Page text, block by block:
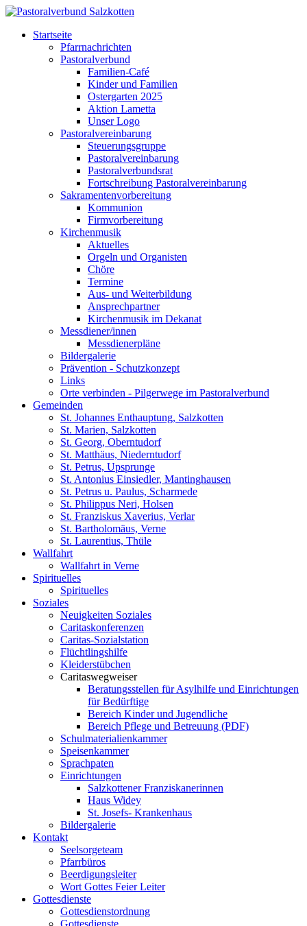
Startseite
Pfarrnachrichten
Pastoralverbund
Familien-Café
Kinder und Familien
Ostergarten 2025
Aktion Lametta
Unser Logo
Pastoralvereinbarung
Steuerungsgruppe
Pastoralvereinbarung
Pastoralverbundsrat
Fortschreibung Pastoralvereinbarung
Sakramentenvorbereitung
Kommunion
Firmvorbereitung
Kirchenmusik
Aktuelles
Orgeln und Organisten
Chöre
Termine
Aus- und Weiterbildung
Ansprechpartner
Kirchenmusik im Dekanat
Messdiener/innen
Messdienerpläne
Bildergalerie
Prävention - Schutzkonzept
Links
Orte verbinden - Pilgerwege im Pastoralverbund
Gemeinden
St. Johannes Enthauptung, Salzkotten
St. Marien, Salzkotten
St. Georg, Oberntudorf
St. Matthäus, Niederntudorf
St. Petrus, Upsprunge
St. Antonius Einsiedler, Mantinghausen
St. Petrus u. Paulus, Scharmede
St. Philippus Neri, Holsen
St. Franziskus Xaverius, Verlar
St. Bartholomäus, Verne
St. Laurentius, Thüle
Wallfahrt
Wallfahrt in Verne
Spirituelles
Spirituelles
Soziales
Neuigkeiten Soziales
Caritaskonferenzen
Caritas-Sozialstation
Flüchtlingshilfe
Kleiderstübchen
Caritaswegweiser
Beratungsstellen für Asylhilfe und Einrichtungen
für Bedürftige
Bereich Kinder und Jugendliche
Bereich Pflege und Betreuung (PDF)
Schulmaterialienkammer
Speisenkammer
Sprachpaten
Einrichtungen
Salzkottener Franziskanerinnen
Haus Widey
St. Josefs- Krankenhaus
Bildergalerie
Kontakt
Seelsorgeteam
Pfarrbüros
Beerdigungsleiter
Wort Gottes Feier Leiter
Gottesdienste
Gottesdienstordnung
Gottesdienste